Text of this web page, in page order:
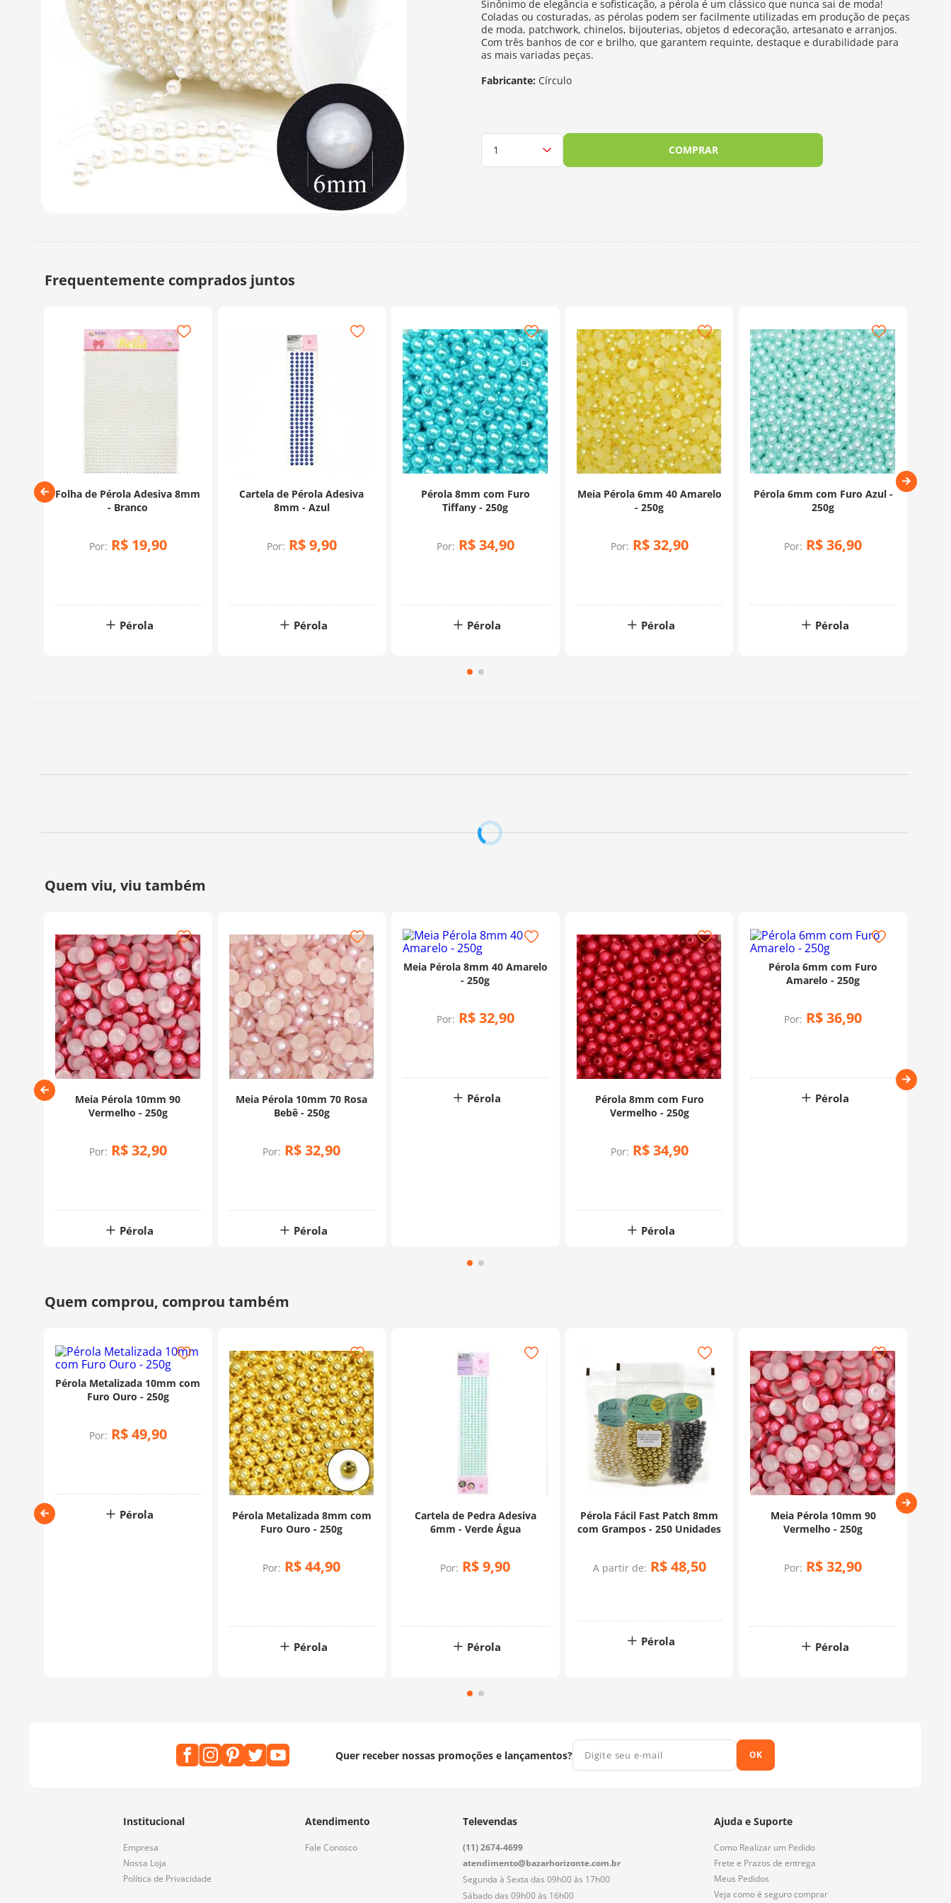
Sinônimo de elegância e sofisticação, a pérola é um clássico que nunca sai de moda!
Coladas ou costuradas, as pérolas podem ser facilmente utilizadas em produção de peças
de moda, patchwork, chinelos, bijouterias, objetos d edecoração, artesanato e arranjos.
Com três banhos de cor e brilho, que garantem requinte, destaque e durabilidade para
as mais variadas peças.
Fabricante: Círculo
COMPRAR
Folha de Pérola Adesiva 8mm
- Branco
Por: R$ 19,90
Pérola
Cartela de Pérola Adesiva
8mm - Azul
Por: R$9,90
Pérola
Pérola 8mm com Furo
Tiffany - 250g
Por: R$34,90
Pérola
Meia Pérola 6mm 40 Amarelo
- 250g
Por: R$ 32,90
Pérola
Pérola 6mm com Furo Azul -
250g
Por: R$36,90
Pérola
Meia Pérola 10mm 90
Vermelho - 250g
Por: R$32,90
Pérola
Meia Pérola 10mm 70 Rosa
Bebê - 250g
Por: R$32,90
Pérola
Meia Pérola 8mm 40 Amarelo
- 250g
Por: R$32,90
Pérola
Pérola 8mm com Furo
Vermelho - 250g
Por: R$ 34,90
Pérola
Pérola 6mm com Furo
Amarelo - 250g
Por: R$36,90
Pérola
Pérola Metalizada 10mm com
Furo Ouro - 250g
Por: R$49,90
Pérola
Pérola Metalizada 8mm com
Furo Ouro - 250g
Por: R$44,90
Pérola
Cartela de Pedra Adesiva
6mm - Verde Água
Por: R$ 9,90
Pérola
Pérola Fácil Fast Patch 8mm
com Grampos - 250 Unidades
A partir de: R$ 48,50
Pérola
Meia Pérola 10mm 90
Vermelho - 250g
Por: R$32,90
Pérola
Quer receber nossas promoções e lançamentos? OK
Institucional
Empresa
Nossa Loja
Política de Privacidade
Atendimento
Fale Conosco
Televendas
(11) 2674-4699
atendimento@bazarhorizonte.com.br
Segunda à Sexta das 09h00 às 17h00
Sábado das 09h00 às 16h00
Ajuda e Suporte
Como Realizar um Pedido
Frete e Prazos de entrega
Meus Pedidos
Veja como é seguro comprar